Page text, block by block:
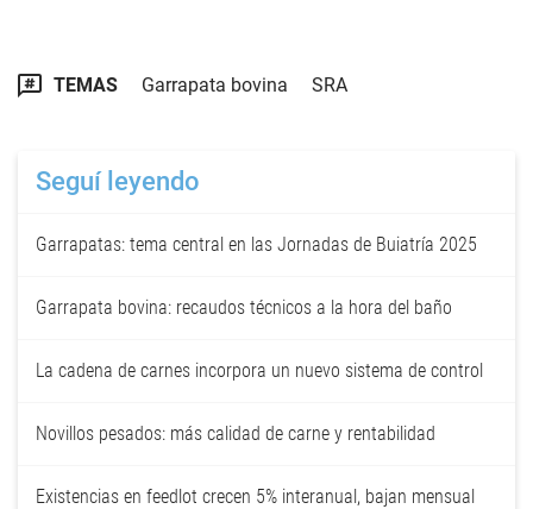
TEMAS Garrapata bovina SRA
Seguí leyendo
Garrapatas: tema central en las Jornadas de Buiatría 2025
Garrapata bovina: recaudos técnicos a la hora del baño
La cadena de carnes incorpora un nuevo sistema de control
Novillos pesados: más calidad de carne y rentabilidad
Existencias en feedlot crecen 5% interanual, bajan mensual